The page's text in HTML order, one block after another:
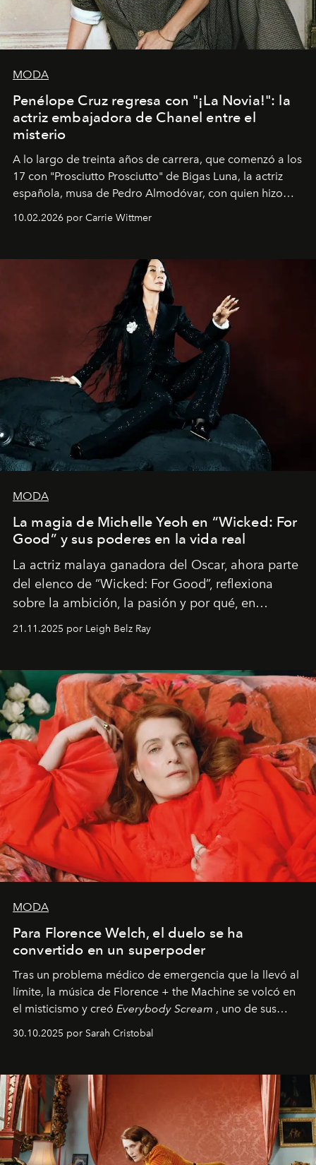
MODA
Penélope Cruz regresa con "¡La Novia!": la
actriz embajadora de Chanel entre el
misterio
A lo largo de treinta años de carrera, que comenzó a los
17 con "Prosciutto Prosciutto" de Bigas Luna, la actriz
española, musa de Pedro Almodóvar, con quien hizo
Barcelona", ha dividido su tiempo entre Europa y
dirigida por Maggie Gyllenhaal.
10.02.2026 por Carrie Wittmer
MODA
La magia de Michelle Yeoh en “Wicked: For
Good” y sus poderes en la vida real
La actriz malaya ganadora del Oscar, ahora parte
del elenco de “Wicked: For Good”, reflexiona
sobre la ambición, la pasión y por qué, en
ocasiones, la introspección puede esperar. “Es
importa si no lo entienden’”, confiesa.
21.11.2025 por Leigh Belz Ray
MODA
Para Florence Welch, el duelo se ha
convertido en un superpoder
Tras un problema médico de emergencia que la llevó al
límite, la música de Florence + the Machine se volcó en
el misticismo y creó Everybody Scream , uno de sus
30.10.2025 por Sarah Cristobal